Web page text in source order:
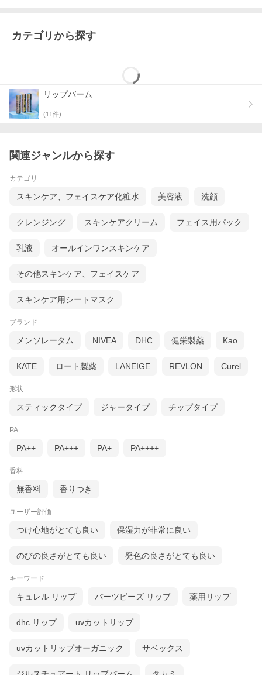
カテゴリから探す
リップバーム
(11件)
関連ジャンルから探す
カテゴリ
スキンケア、フェイスケア化粧水 美容液 洗顔
クレンジング スキンケアクリーム フェイス用パック
乳液 オールインワンスキンケア
その他スキンケア、フェイスケア
スキンケア用シートマスク
ブランド
メンソレータム NIVEA DHC 健栄製薬 Kao
KATE ロート製薬 LANEIGE REVLON Curel
形状
スティックタイプ ジャータイプ チップタイプ
PA
PA++ PA+++ PA+ PA++++
香料
無香料 香りつき
ユーザー評価
つけ心地がとても良い 保湿力が非常に良い
のびの良さがとても良い 発色の良さがとても良い
キーワード
キュレル リップ バーツビーズ リップ 薬用リップ
dhc リップ uvカットリップ
uvカットリップオーガニック サベックス